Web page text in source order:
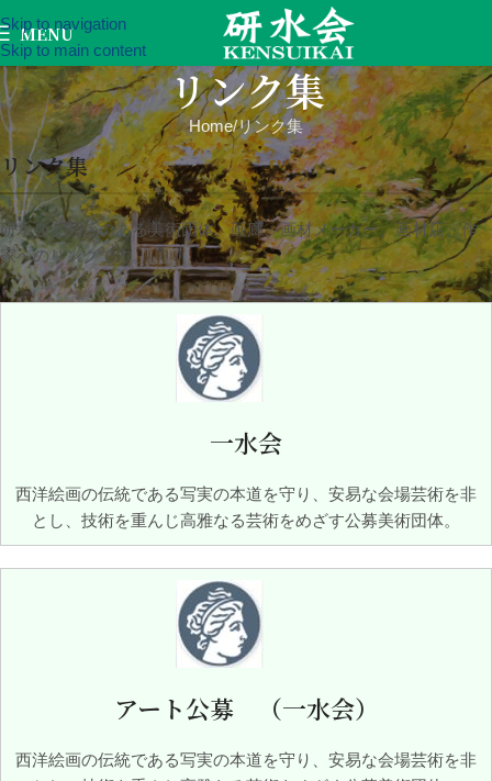
Skip to navigation
Skip to main content
MENU
リンク集
Home リンク集
リンク集
研水会と関係のある美術団体、画廊、画材メーカー、画材店、作
家へのリンクです。
一水会
西洋絵画の伝統である写実の本道を守り、安易な会場芸術を非
とし、技術を重んじ高雅なる芸術をめざす公募美術団体。
アート公募 （一水会）
西洋絵画の伝統である写実の本道を守り、安易な会場芸術を非